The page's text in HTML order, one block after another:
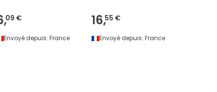
09 €
Envoyé depuis: France
16,55 €
Envoyé depuis: France